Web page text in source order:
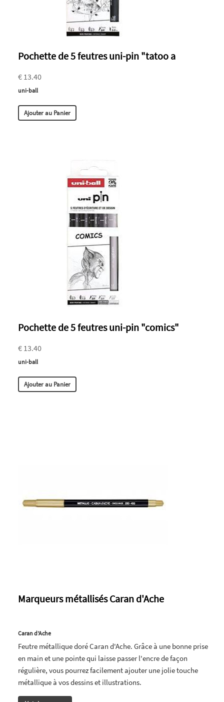
Pochette de 5 feutres uni-pin "tatoo a
€ 13.40
uni-ball
Ajouter au Panier
Pochette de 5 feutres uni-pin "comics"
€ 13.40
uni-ball
Ajouter au Panier
Marqueurs métallisés Caran d'Ache
Caran d'Ache
Feutre métallique doré Caran d'Ache. Grâce à une bonne prise
en main et une pointe qui laisse passer l'encre de façon
régulière, vous pourrez facilement ajouter une jolie touche
métallique à vos dessins et illustrations.